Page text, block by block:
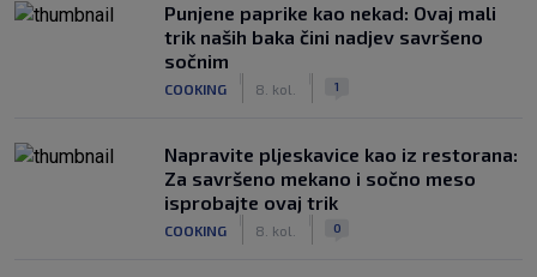
Punjene paprike kao nekad: Ovaj mali
trik naših baka čini nadjev savršeno
sočnim
COOKING 8. kol. 1
Napravite pljeskavice kao iz restorana:
Za savršeno mekano i sočno meso
isprobajte ovaj trik
COOKING 8. kol. 0